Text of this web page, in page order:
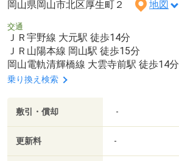
岡山県岡山市北区厚生町２ 地図
交通
ＪＲ宇野線 大元駅 徒歩14分
ＪＲ山陽本線 岡山駅 徒歩15分
岡山電軌清輝橋線 大雲寺前駅 徒歩14分
乗り換え検索
敷引・償却 -
更新料 -